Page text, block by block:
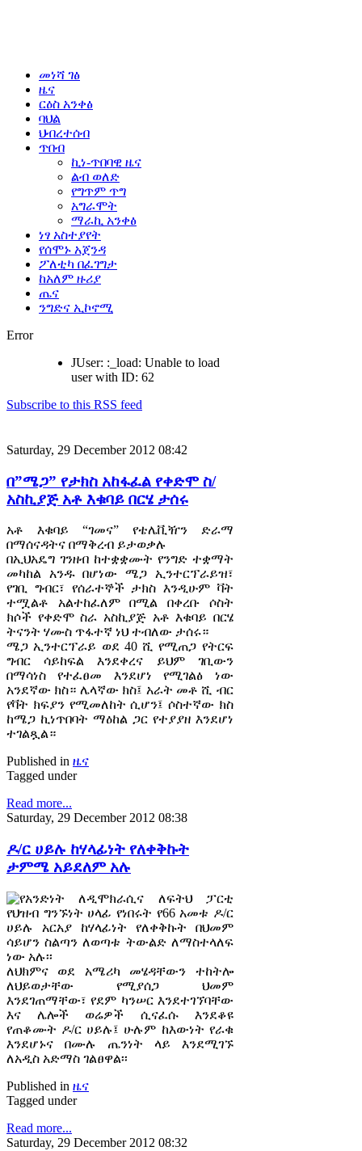
መነሻ ገፅ
ዜና
ርዕስ አንቀፅ
ባህል
ህብረተሰብ
ጥበብ
ኪነ-ጥበባዊ ዜና
ልብ ወለድ
የግጥም ጥግ
አግራሞት
ማራኪ አንቀፅ
ነፃ አስተያየት
የሰሞኑ አጀንዳ
ፖለቲካ በፈገግታ
ከአለም ዙሪያ
ጤና
ንግድና ኢኮኖሚ
Error
JUser: :_load: Unable to load
user with ID: 62
Subscribe to this RSS feed
Saturday, 29 December 2012 08:42
በ”ሜጋ” የታክስ አከፋፈል የቀድሞ ስ/
አስኪያጅ አቶ እቁባይ በርሄ ታሰሩ
አቶ እቁባይ “ገመና” የቴሌቪዥን ድራማ
በማሰናዳትና በማቅረብ ይታወቃሉ
በኢህአዴግ ገንዘብ ከተቋቋሙት የንግድ ተቋማት
መካከል አንዱ በሆነው ሜጋ ኢንተርፕራይዝ፣
የገቢ ግብር፣ የሰራተኞች ታክስ እንዲሁም ቫት
ተሟልቶ አልተከፈለም በሚል በቀረቡ ሶስት
ክሶች የቀድሞ ስራ አስኪያጅ አቶ እቁባይ በርሄ
ትናንት ሃሙስ ጥፋተኛ ነህ ተብለው ታሰሩ።
ሜጋ ኢንተርፕራይ ወደ 40 ሺ የሚጠጋ የትርፍ
ግብር ሳይከፍል እንደቀረና ይህም ገቢውን
በማሳነስ የተፈፀመ እንደሆነ የሚገልፅ ነው
አንደኛው ክስ። ሌላኛው ክስ፤ አራት መቶ ሺ ብር
የቫት ክፍያን የሚመለከት ሲሆን፤ ሶስተኛው ክስ
ከሜጋ ኪነጥበባት ማዕከል ጋር የተያያዘ እንደሆነ
ተገልጿል።
Published in ዜና
Tagged under
Read more...
Saturday, 29 December 2012 08:38
ዶ/ር ሀይሉ ከሃላፊነት የለቀቅኩት
ታምሜ አይደለም አሉ
የአንድነት ለዲሞክራሲና ለፍትህ ፓርቲ
የህዝብ ግንኙነት ሀላፊ የነበሩት የ66 አመቱ ዶ/ር
ሀይሉ አርአያ ከሃላፊነት የለቀቅኩት በህመም
ሳይሆን ስልጣን ለወጣቱ ትውልድ ለማስተላለፍ
ነው አሉ፡፡
ለህክምና ወደ አሜሪካ መሄዳቸውን ተከትሎ
ለህይወታቸው የሚያሰጋ ህመም
እንደገጠማቸው፣ የደም ካንሠር እንደተገኘባቸው
እና ሌሎች ወሬዎች ሲናፈሱ እንደቆዩ
የጠቆሙት ዶ/ር ሀይሉ፤ ሁሉም ከእውነት የራቁ
እንደሆኑና በሙሉ ጤንነት ላይ እንደሚገኙ
ለአዲስ አድማስ ገልፀዋል፡፡
Published in ዜና
Tagged under
Read more...
Saturday, 29 December 2012 08:32